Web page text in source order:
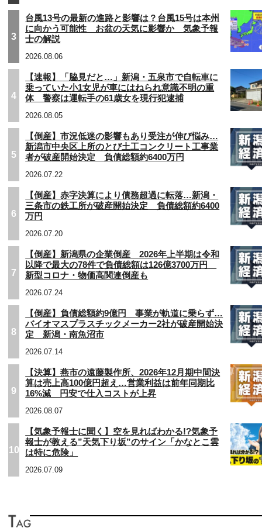
3
台風13号の最新の進路と影響は？台風15号は本州
に向かう可能性 お盆の天気に影響か 気象予報
士の解説
2026.08.06
4
【速報】「脇見だと…」新潟・五泉市で自転車に
乗っていた小1女児が車にはねられ意識不明の重
体 警察は運転手の61歳女を現行犯逮捕
2026.08.05
5
【倒産】市況低迷の影響もあり受注が伸び悩み…
新潟市中央区上所のとび土工コンクリート工事業
者が破産開始決定 負債総額約6400万円
2026.07.22
6
【倒産】赤字決算により債務超過に転落…新潟・
三条市の鉄工所が破産開始決定 負債総額約6400
万円
2026.07.20
7
【倒産】新潟県の企業倒産 2026年上半期は令和
以降で最大の78件で負債総額は126億3700万円
新型コロナ・物価高関連倒産も
2026.07.24
8
【倒産】負債総額約9億円 事業が軌道に乗らず…
バイオマスプラスチックメーカー2社が破産開始決
定 新潟・南魚沼市
2026.07.14
9
【決算】燕市の遠藤製作所、2026年12月期中間決
算は売上高100億円超え…営業利益は前年同期比
16%減 円安で仕入コストが上昇
2026.08.07
10
【気象予報士に聞く】空を見ればわかる!?気象予
報士が教える”天気下り坂”のサイン「かなとこ雲
は特に危険」
2026.07.09